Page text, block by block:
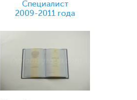
Специалист
2009-2011 года